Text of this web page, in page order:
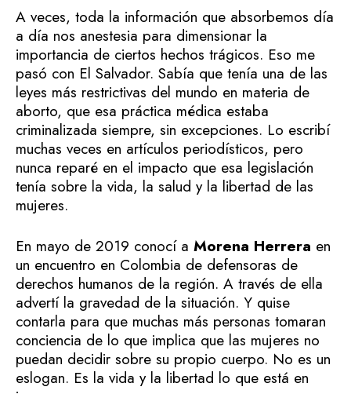
A veces, toda la información que absorbemos día
a día nos anestesia para dimensionar la
importancia de ciertos hechos trágicos. Eso me
pasó con El Salvador. Sabía que tenía una de las
leyes más restrictivas del mundo en materia de
aborto, que esa práctica médica estaba
criminalizada siempre, sin excepciones. Lo escribí
muchas veces en artículos periodísticos, pero
nunca reparé en el impacto que esa legislación
tenía sobre la vida, la salud y la libertad de las
mujeres.
En mayo de 2019 conocí a Morena Herrera en
un encuentro en Colombia de defensoras de
derechos humanos de la región. A través de ella
advertí la gravedad de la situación. Y quise
contarla para que muchas más personas tomaran
conciencia de lo que implica que las mujeres no
puedan decidir sobre su propio cuerpo. No es un
eslogan. Es la vida y la libertad lo que está en